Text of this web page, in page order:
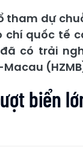
tham dự
chí quốc tế
có trải
biển